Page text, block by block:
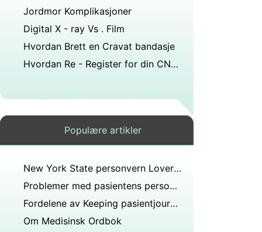
Jordmor Komplikasjoner
Digital X - ray Vs . Film
Hvordan Brett en Cravat bandasje
Hvordan Re - Register for din CNA Sertifikat Online
Populære artikler
New York State personvern Lover om medisinsk informasjon
Problemer med pasientens personvern og HIPAA
Fordelene av Keeping pasientjournal på en sentral datamaskin
Om Medisinsk Ordbok